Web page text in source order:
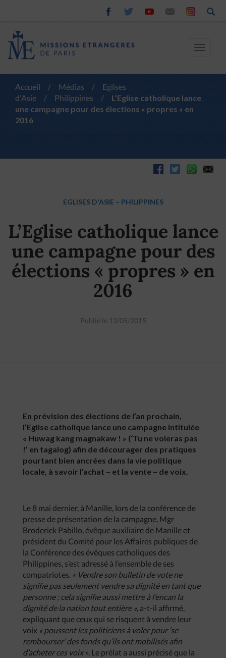
Toggle
Accueil / Médias /
Eglises
d'Asie
/ Philippines /
L’Eglise catholique lance
une campagne pour des élections « propres » en
2016
EGLISES D'ASIE – PHILIPPINES
L’Eglise catholique lance
une campagne pour des
élections « propres » en
2016
Publié le 13/05/2015
En prévision des élections de l’an prochain,
l’Eglise catholique lance une campagne intitulée
« Huwag kang magnakaw ! » (‘Tu ne voleras pas
!’ en tagalog) afin de décourager des pratiques
pourtant bien ancrées dans la vie politique
locale, à savoir l’achat – et la vente – de voix.
Le 8 mai dernier, à Manille, lors de la conférence de
presse de présentation de la campagne, Mgr
Broderick Pabillo, évêque auxiliaire de Manille et
président du Comité pour les Affaires publiques de
la Conférence des évêques catholiques des
Philippines, s’est adressé à l’ensemble de ses
compatriotes. « Vendre son bulletin de vote ne
signifie pas seulement vendre sa dignité en tant que
personne ; cela signifie aussi mettre à l’encan la
dignité de la nation tout entière », a-t-il affirmé,
expliquant que ceux qui se risquent à vendre leur
voix « poussent les politiciens à voler pour ‘se
rembourser’ des fonds qu’ils ont mobilisés afin
d’acheter ces voix ». Le prélat a aussi précisé que la